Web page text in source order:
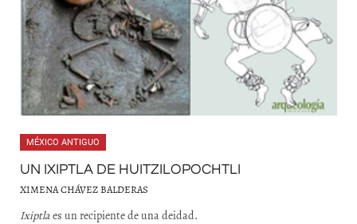
MÉXICO ANTIGUO
UN IXIPTLA DE HUITZILOPOCHTLI
XIMENA CHÁVEZ BALDERAS
Ixiptlaes un recipiente de una deidad.